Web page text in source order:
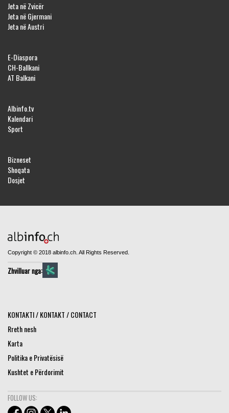
Jeta në Zvicër
Jeta në Gjermani
Jeta në Austri
E-Diaspora
CH-Ballkani
AT Balkani
Albinfo.tv
Kalendari
Sport
Bizneset
Shoqata
Dosjet
Copyright © 2018 albinfo.ch. All Rights Reserved.
Zhvilluar nga:
KONTAKTI / KONTAKT / CONTACT
Rreth nesh
Karta
Politika e Privatësisë
Kushtet e Përdorimit
FOLLOW US: